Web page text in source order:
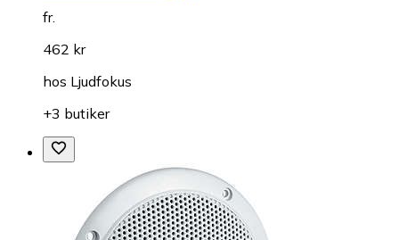
fr.
462 kr
hos Ljudfokus
+3 butiker